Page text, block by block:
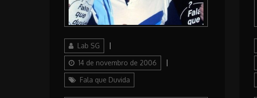
AuthorLab SG
14 de novembro de 2006
Fala que Duvida